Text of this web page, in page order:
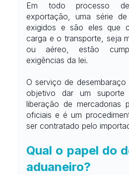
Em todo processo de
exportação, uma série
exigidos e são eles que
carga e o transporte, seja
ou aéreo, estão
exigências da lei.
O serviço de
objetivo dar um
liberação de mercadorias
oficiais e é um
ser contratado pelo
Qual o papel do
aduaneiro?